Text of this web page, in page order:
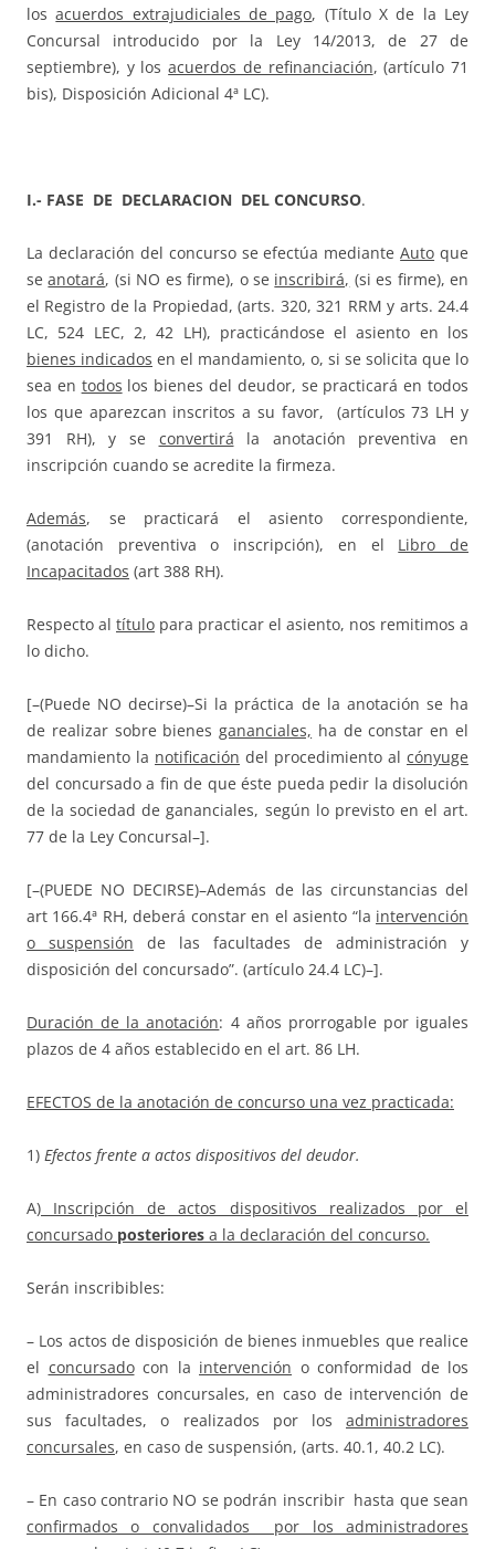
losacuerdos extrajudiciales de pago, (Título X de la Ley
Concursal introducido por la Ley 14/2013, de 27 de
septiembre), y losacuerdos de refinanciación, (artículo 71
bis), Disposición Adicional 4ª LC).
I.- FASE DE DECLARACION DEL CONCURSO.
La declaración del concurso se efectúa medianteAuto que
seanotará, (si NO es firme), o se inscribirá, (si es firme), en
el Registro de la Propiedad, (arts. 320, 321 RRM y arts. 24.4
LC, 524 LEC, 2, 42 LH), practicándose el asiento en los
bienes indicados en el mandamiento, o, si se solicita que lo
sea en todos los bienes del deudor, se practicará en todos
los que aparezcan inscritos a su favor, (artículos 73 LH y
391 RH), y se convertirá la anotación preventiva en
inscripción cuando se acredite la firmeza.
Además, se practicará el asiento correspondiente,
(anotación preventiva o inscripción), en el Libro de
Incapacitados (art 388 RH).
Respecto al título para practicar el asiento, nos remitimos a
lo dicho.
[–(Puede NO decirse)–Si la práctica de la anotación se ha
de realizar sobre bienesgananciales, ha de constar en el
mandamiento la notificación del procedimiento al cónyuge
del concursado a fin de que éste pueda pedir la disolución
de la sociedad de gananciales, según lo previsto en el art.
77 de la Ley Concursal–].
[–(PUEDE NO DECIRSE)–Además de las circunstancias del
art 166.4ª RH, deberá constar en el asiento “la intervención
o suspensión de las facultades de administración y
disposición del concursado”. (artículo 24.4 LC)–].
Duración de la anotación: 4 años prorrogable por iguales
plazos de 4 años establecido en el art. 86 LH.
EFECTOS de la anotación de concurso una vez practicada:
1) Efectos frente a actos dispositivos del deudor.
A) Inscripción de actos dispositivos realizados por el
concursado posteriores a la declaración del concurso.
Serán inscribibles:
– Los actos de disposición de bienes inmuebles que realice
el concursadocon la intervención o conformidad de los
administradores concursales, en caso de intervención de
sus facultades, o realizados por los administradores
concursales, en caso de suspensión, (arts. 40.1, 40.2 LC).
– En caso contrario NO se podrán inscribir hasta que sean
confirmados o convalidados por los administradores